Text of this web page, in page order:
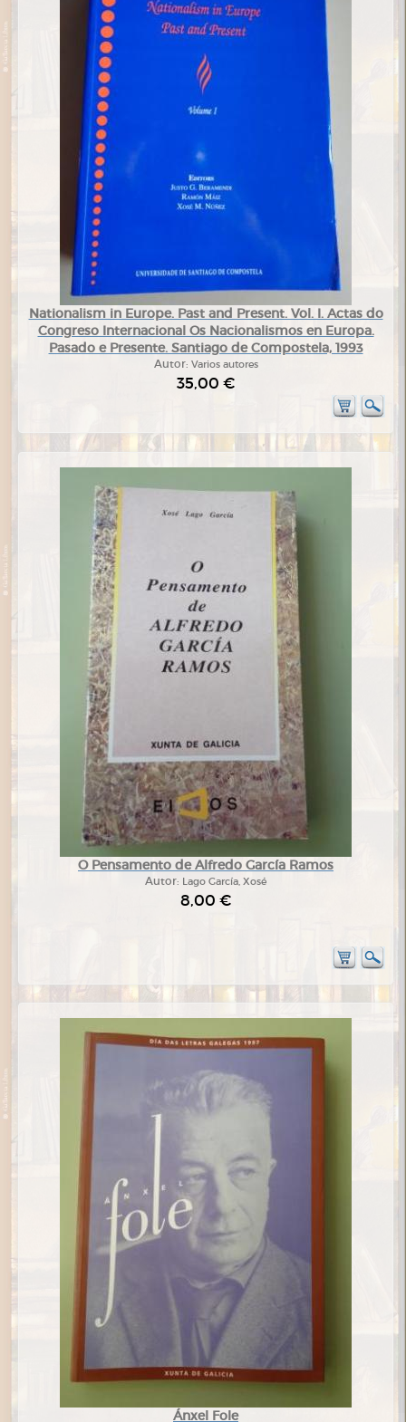
Nationalism in Europe. Past and Present. Vol. I. Actas do
Congreso Internacional Os Nacionalismos en Europa.
Pasado e Presente. Santiago de Compostela, 1993
Autor: Varios autores
35,00 €
O Pensamento de Alfredo García Ramos
Autor: Lago García, Xosé
8,00 €
Ánxel Fole